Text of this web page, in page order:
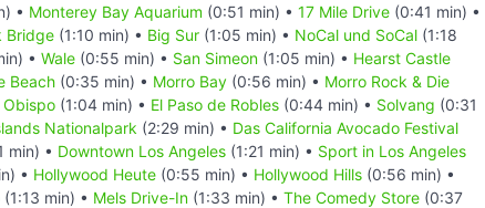
• Monterey Bay Aquarium (0:51 min) • 17 Mile Drive (0:41 min) •
Bridge (1:10 min) • Big Sur (1:05 min) • NoCal und SoCal (1:18
• Wale (0:55 min) • San Simeon (1:05 min) • Hearst Castle
Beach (0:35 min) • Morro Bay (0:56 min) • Morro Rock & Die
Obispo (1:04 min) • El Paso de Robles (0:44 min) • Solvang (0:31
Nationalpark (2:29 min) • Das California Avocado Festival
min) • Downtown Los Angeles (1:21 min) • Sport in Los Angeles
• Hollywood Heute (0:55 min) • Hollywood Hills (0:56 min) •
(1:13 min) • Mels Drive-In (1:33 min) • The Comedy Store (0:37